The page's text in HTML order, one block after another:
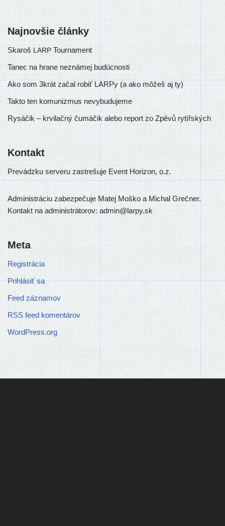
Najnovšie články
Skaroš LARP Tournament
Tanec na hrane neznámej budúcnosti
Ako som 3krát začal robiť LARPy (a ako môžeš aj ty)
Takto ten komunizmus nevybudujeme
Rysáčik – krvilačný čumáčik alebo report zo Zpěvů rytířských
Kontakt
Prevádzku ser­ve­ru zastre­šu­je Event Horizon, o.z.
Administráciu zabez­pe­ču­je Matej Moško a Michal Grečner.
Kontakt na admi­nis­trá­to­rov: admin@larpy.sk
Meta
Registrácia
Prihlásiť sa
Feed záznamov
RSS feed komentárov
WordPress.org